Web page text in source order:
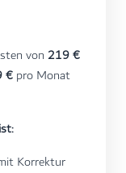
von 219 €
€ pro Monat
Korrektur